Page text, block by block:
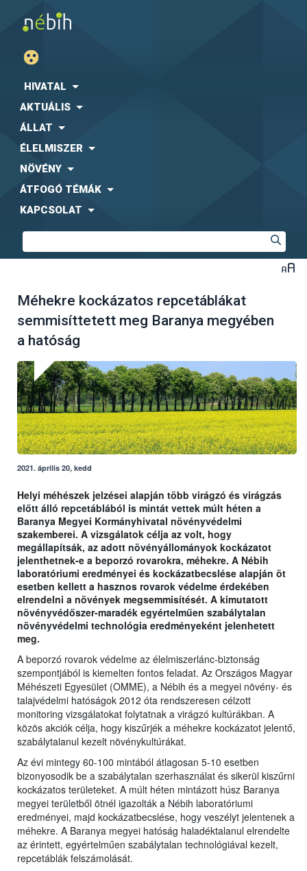
HIVATAL
AKTUÁLIS
ÁLLAT
ÉLELMISZER
NÖVÉNY
ÁTFOGÓ TÉMÁK
KAPCSOLAT
Méhekre kockázatos repcetáblákat
semmisíttetett meg Baranya megyében
a hatóság
2021. április 20, kedd
Helyi méhészek jelzései alapján több virágzó és virágzás
előtt álló repcetáblából is mintát vettek múlt héten a
Baranya Megyei Kormányhivatal növényvédelmi
szakemberei. A vizsgálatok célja az volt, hogy
megállapítsák, az adott növényállományok kockázatot
jelenthetnek-e a beporzó rovarokra, méhekre. A Nébih
laboratóriumi eredményei és kockázatbecslése alapján öt
esetben kellett a hasznos rovarok védelme érdekében
elrendelni a növények megsemmisítését. A kimutatott
növényvédőszer-maradék egyértelműen szabálytalan
növényvédelmi technológia eredményeként jelenhetett
meg.
A beporzó rovarok védelme az élelmiszerlánc-biztonság
szempontjából is kiemelten fontos feladat. Az Országos Magyar
Méhészeti Egyesület (OMME), a Nébih és a megyei növény- és
talajvédelmi hatóságok 2012 óta rendszeresen célzott
monitoring vizsgálatokat folytatnak a virágzó kultúrákban. A
közös akciók célja, hogy kiszűrjék a méhekre kockázatot jelentő,
szabálytalanul kezelt növénykultúrákat.
Az évi mintegy 60-100 mintából átlagosan 5-10 esetben
bizonyosodik be a szabálytalan szerhasználat és sikerül kiszűrni
kockázatos területeket. A múlt héten mintázott húsz Baranya
megyei területből ötnél igazolták a Nébih laboratóriumi
eredményei, majd kockázatbecslése, hogy veszélyt jelentenek a
méhekre. A Baranya megyei hatóság haladéktalanul elrendelte
az érintett, egyértelműen szabálytalan technológiával kezelt,
repcetáblák felszámolását.